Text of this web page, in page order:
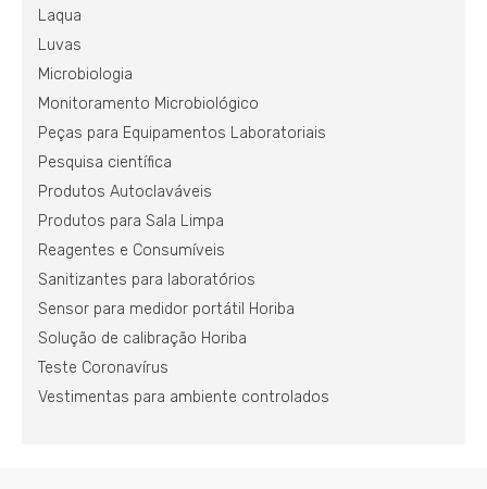
Laqua
Luvas
Microbiologia
Monitoramento Microbiológico
Peças para Equipamentos Laboratoriais
Pesquisa científica
Produtos Autoclaváveis
Produtos para Sala Limpa
Reagentes e Consumíveis
Sanitizantes para laboratórios
Sensor para medidor portátil Horiba
Solução de calibração Horiba
Teste Coronavírus
Vestimentas para ambiente controlados